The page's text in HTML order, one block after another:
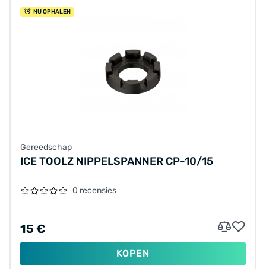
NU OPHALEN
Gereedschap
ICE TOOLZ NIPPELSPANNER CP-10/15
0 recensies
15 €
KOPEN